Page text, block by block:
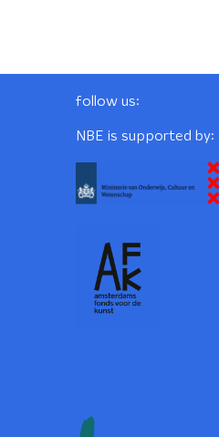
follow us:
NBE is supported by: